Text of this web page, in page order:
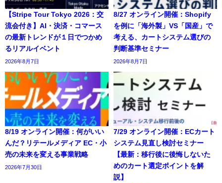
【Stripe Tour Tokyo 2026：交
流会付き】AI・決済・コマース
の最新トレンドが１日でつかめ
るリアルイベント
2026年8月7日
8/27 オンライン開催：Shopify
を例に「海外製」VS「国産」で
考える、カートシステム選びの
判断基準セミナー
2026年8月7日
8/19 オンライン開催：何がいい
んだ？リテールメディア EC・小
売の未来を変える事業戦略
2026年7月30日
7/29 オンライン開催：ECカート
システム見直し検討セミナー
【最新：移行後に後悔しないた
めのカート選定ポイントを解
説】